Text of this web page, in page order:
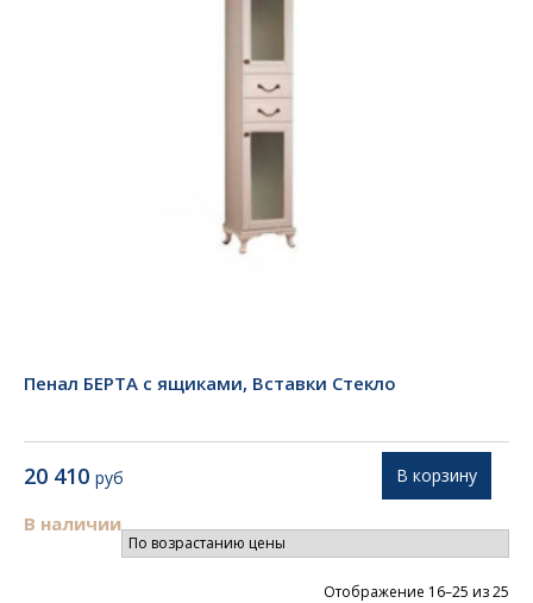
Пенал БЕРТА с ящиками, Вставки Стекло
20 410 руб
В наличии
В корзину
Отображение 16–25 из 25